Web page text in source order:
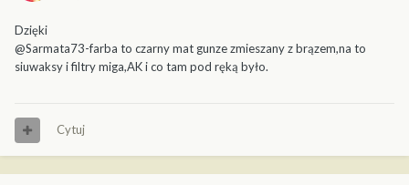
Dzięki
@Sarmata73-farba to czarny mat gunze zmieszany z brązem,na to
siuwaksy i filtry miga,AK i co tam pod ręką było.
Cytuj